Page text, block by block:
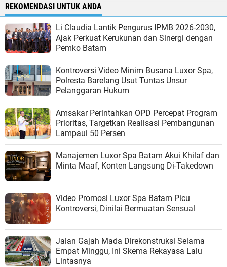
REKOMENDASI UNTUK ANDA
Li Claudia Lantik Pengurus IPMB 2026-2030,
Ajak Perkuat Kerukunan dan Sinergi dengan
Pemko Batam
Kontroversi Video Minim Busana Luxor Spa,
Polresta Barelang Usut Tuntas Unsur
Pelanggaran Hukum
Amsakar Perintahkan OPD Percepat Program
Prioritas, Targetkan Realisasi Pembangunan
Lampaui 50 Persen
Manajemen Luxor Spa Batam Akui Khilaf dan
Minta Maaf, Konten Langsung Di-Takedown
Video Promosi Luxor Spa Batam Picu
Kontroversi, Dinilai Bermuatan Sensual
Jalan Gajah Mada Direkonstruksi Selama
Empat Minggu, Ini Skema Rekayasa Lalu
Lintasnya